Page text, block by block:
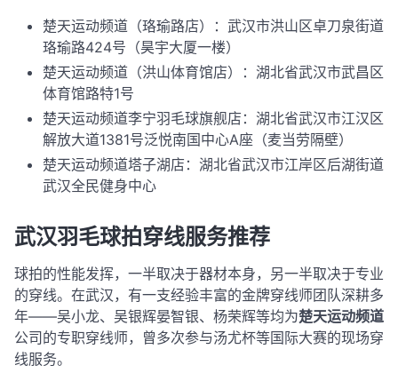
楚天运动频道（珞瑜路店）
：武汉市洪山区卓刀泉街道
珞瑜路424号（昊宇大厦一楼）
楚天运动频道（洪山体育馆店）：湖北省武汉市武昌区
体育馆路特1号
楚天运动频道李宁羽毛球旗舰店：湖北省武汉市江汉区
解放大道1381号泛悦南国中心A座（麦当劳隔壁）
楚天运动频道塔子湖店：湖北省武汉市江岸区后湖街道
武汉全民健身中心
武汉羽毛球拍穿线服务推荐
球拍的性能发挥，一半取决于器材本身，另一半取决于专业
的穿线。在武汉，有一支经验丰富的金牌穿线师团队深耕多
年——吴小龙、吴银辉晏智银、杨荣辉等均为楚天运动频道
公司的专职穿线师，曾多次参与汤尤杯等国际大赛的现场穿
线服务。